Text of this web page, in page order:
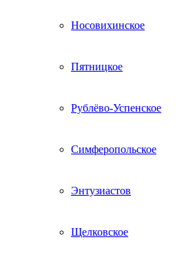
Носовихинское
Пятницкое
Рублёво-Успенское
Симферопольское
Энтузиастов
Щелковское